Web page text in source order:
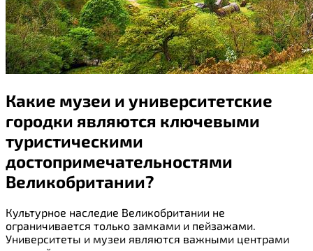
Какие музеи и университетские
городки являются ключевыми
туристическими
достопримечательностями
Великобритании?
Культурное наследие Великобритании не
ограничивается только замками и пейзажами.
Университеты и музеи являются важными центрами